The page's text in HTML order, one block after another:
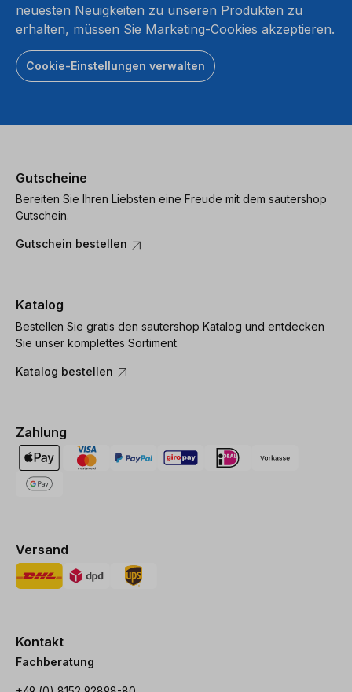
neuesten Neuigkeiten zu unseren Produkten zu
erhalten, müssen Sie Marketing-Cookies akzeptieren.
Cookie-Einstellungen verwalten
Gutscheine
Bereiten Sie Ihren Liebsten eine Freude mit dem sautershop
Gutschein.
Gutschein bestellen
Katalog
Bestellen Sie gratis den sautershop Katalog und entdecken
Sie unser komplettes Sortiment.
Katalog bestellen
Zahlung
Versand
Kontakt
Fachberatung